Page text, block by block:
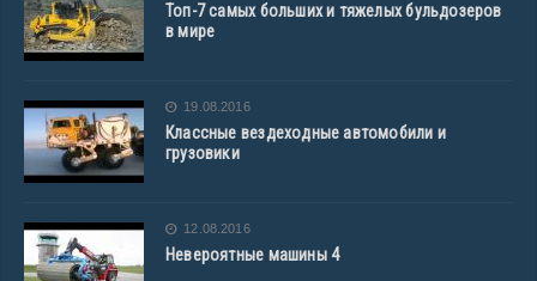
Топ-7 самых больших и тяжелых бульдозеров
в мире
19.08.2016
Классные вездеходные автомобили и
грузовики
12.08.2016
Невероятные машины 4